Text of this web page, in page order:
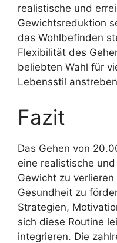
realistische und
Gewichtsreduktion
das Wohlbefinden
Flexibilität des
beliebten Wahl für
Lebensstil
Fazit
Das Gehen von
eine realistische
Gewicht zu
Gesundheit zu
Strategien,
sich diese Routine
integrieren. Die